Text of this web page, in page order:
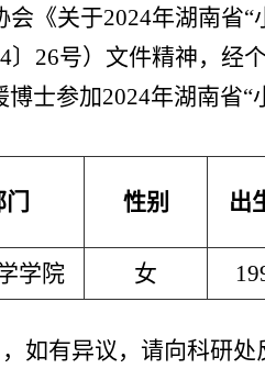
会 《关于2024年湖南省“
〕 26号） 文件精神，经
博士参加2024年湖南省“
性别 出
学院 女
，如有异议，请向科研处